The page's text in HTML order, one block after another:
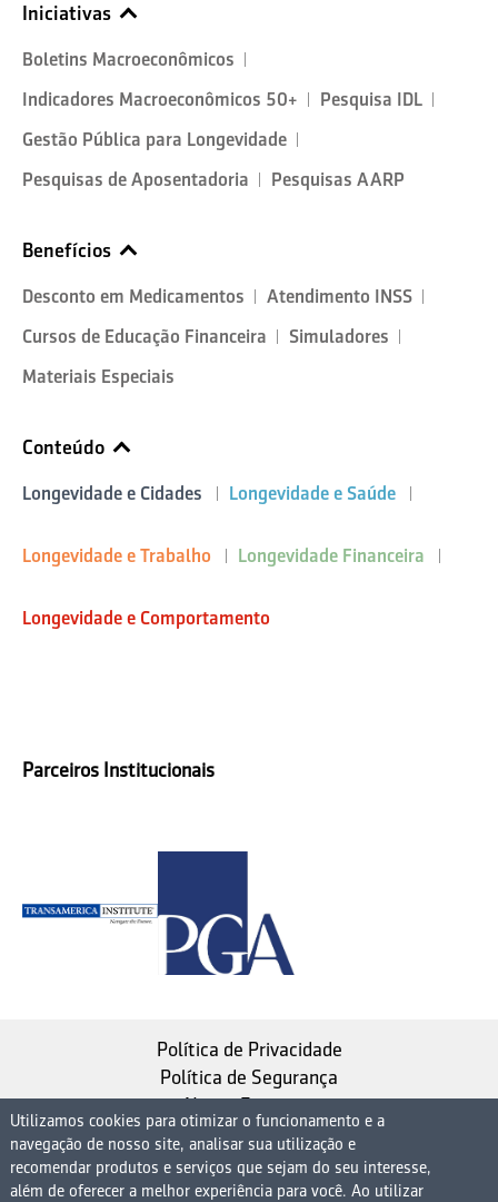
Iniciativas
Boletins Macroeconômicos
Indicadores Macroeconômicos 50+
Pesquisa IDL
Gestão Pública para Longevidade
Pesquisas de Aposentadoria
Pesquisas AARP
Benefícios
Desconto em Medicamentos
Atendimento INSS
Cursos de Educação Financeira
Simuladores
Materiais Especiais
Conteúdo
Longevidade e Cidades Longevidade e Saúde
Longevidade e Trabalho Longevidade Financeira
Longevidade e Comportamento
Parceiros Institucionais
Política de Privacidade
Política de Segurança
Nosso Estatuto
Instituto de Longevidade MAG, uma empresa do
Grupo MAG
Utilizamos cookies para otimizar o funcionamento e a
navegação de nosso site, analisar sua utilização e
recomendar produtos e serviços que sejam do seu interesse,
além de oferecer a melhor experiência para você. Ao utilizar